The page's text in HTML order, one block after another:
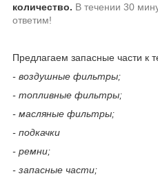
количество. В течении 30
ответим!
Предлагаем запасные части к
- воздушные фильтры;
- топливные фильтры;
- масляные фильтры;
- подкачки
- ремни;
- запасные части;